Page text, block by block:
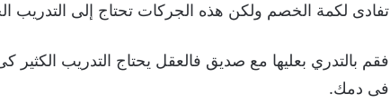
تفادى لكمة الخصم ولكن هذه الجركات تحتاج إلى التدريب
فقم بالتدري بعليها مع صديق فالعقل يحتاج التدريب الكثير
فى دمك.